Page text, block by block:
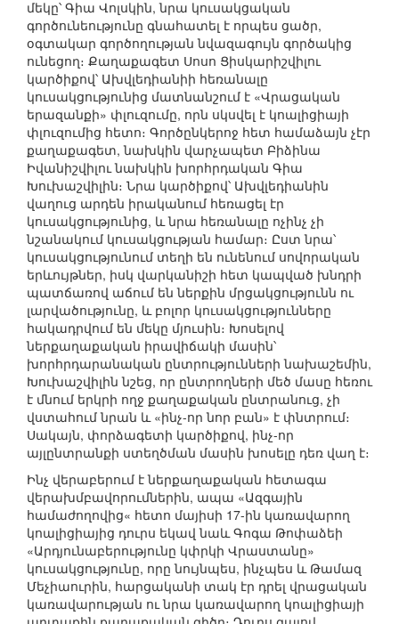
մեկը՝ Գիա Վոլսկին, նրա կուսակցական
գործունեությունը գնահատել է որպես ցածր,
օգտակար գործողության նվազագույն գործակից
ունեցող։ Քաղաքագետ Սոսո Ցիսկարիշվիլու
կարծիքով՝ Ախվլեդիանիի հեռանալը
կուսակցությունից մատնանշում է «Վրացական
երազանքի» փլուզումը, որն սկսվել է կոալիցիայի
փլուզումից հետո։ Գործընկերոջ հետ համաձայն չէր
քաղաքագետ, նախկին վարչապետ Բիձինա
Իվանիշվիլու նախկին խորհրդական Գիա
Խուխաշվիլին։ Նրա կարծիքով՝ Ախվլեդիանին
վաղուց արդեն իրականում հեռացել էր
կուսակցությունից, և նրա հեռանալը ոչինչ չի
նշանակում կուսակցության համար։ Ըստ նրա՝
կուսակցությունում տեղի են ունենում սովորական
երևույթներ, իսկ վարկանիշի հետ կապված խնդրի
պատճառով աճում են ներքին մրցակցությունն ու
լարվածությունը, և բոլոր կուսակցությունները
հակադրվում են մեկը մյուսին։ Խոսելով
ներքաղաքական իրավիճակի մասին՝
խորհրդարանական ընտրությունների նախաշեմին,
Խուխաշվիլին նշեց, որ ընտրողների մեծ մասը հեռու
է մնում երկրի ողջ քաղաքական ընտրանուց, չի
վստահում նրան և «ինչ-որ նոր բան» է փնտրում։
Սակայն, փորձագետի կարծիքով, ինչ-որ
այլընտրանքի ստեղծման մասին խոսելը դեռ վաղ է։
Ինչ վերաբերում է ներքաղաքական հետագա
վերախմբավորումներին, ապա «Ազգային
համաժողովից« հետո մայիսի 17-ին կառավարող
կոալիցիայից դուրս եկավ նաև Գոգա Թոփաձեի
«Արդյունաբերությունը կփրկի Վրաստանը»
կուսակցությունը, որը նույնպես, ինչպես և Թամազ
Մեչիաուրին, հարցականի տակ էր դրել վրացական
կառավարության ու նրա կառավարող կոալիցիայի